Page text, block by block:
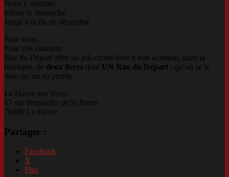
Nous y sommes.
Même le dimanche.
Jusqu’à la fin de décembre
Pour vous,
Pour vos cadeaux.
Rue du Départ offre un joli carnet-livre à tout acheteur, dans la
boutique, de deux livres dont UN Rue du Départ : qu’on se le
dise, qu’on en profite.
Le Havre aux livres
67 rue Bernardin de St Pierre
76600 Le Havre
Partager :
Facebook
X
Plus